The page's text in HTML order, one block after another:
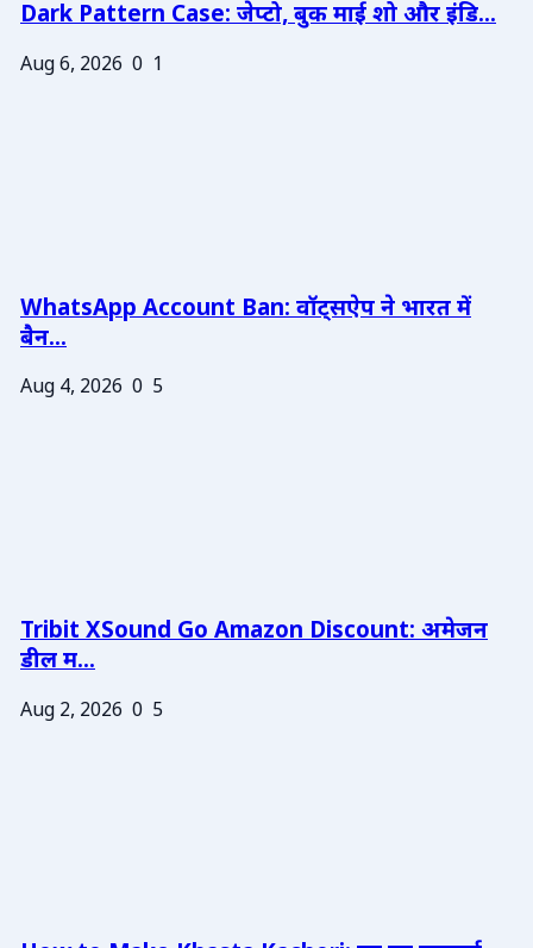
Dark Pattern Case: जेप्टो, बुक माई शो और इंडि...
Aug 6, 2026 0 1
WhatsApp Account Ban: वॉट्सऐप ने भारत में
बैन...
Aug 4, 2026 0 5
Tribit XSound Go Amazon Discount: अमेजन
डील म...
Aug 2, 2026 0 5